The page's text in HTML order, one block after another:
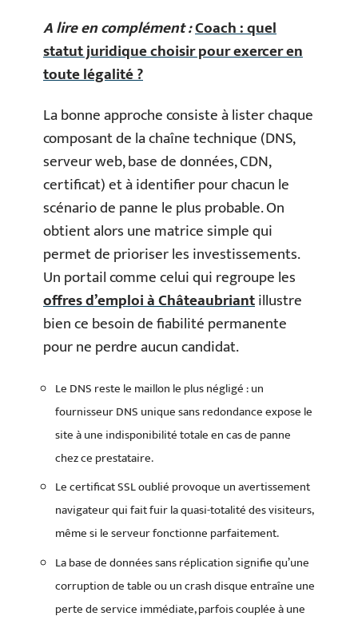
A lire en complément :Coach : quel
statut juridique choisir pour exercer en
toute légalité ?
La bonne approche consiste à lister chaque
composant de la chaîne technique (DNS,
serveur web, base de données, CDN,
certificat) et à identifier pour chacun le
scénario de panne le plus probable. On
obtient alors une matrice simple qui
permet de prioriser les investissements.
Un portail comme celui qui regroupe les
offres d’emploi à Châteaubriantillustre
bien ce besoin de fiabilité permanente
pour ne perdre aucun candidat.
Le DNS reste le maillon le plus négligé : un
fournisseur DNS unique sans redondance expose le
site à une indisponibilité totale en cas de panne
chez ce prestataire.
Le certificat SSL oublié provoque un avertissement
navigateur qui fait fuir la quasi-totalité des visiteurs,
même si le serveur fonctionne parfaitement.
La base de données sans réplication signifie qu’une
corruption de table ou un crash disque entraîne une
perte de service immédiate, parfois couplée à une